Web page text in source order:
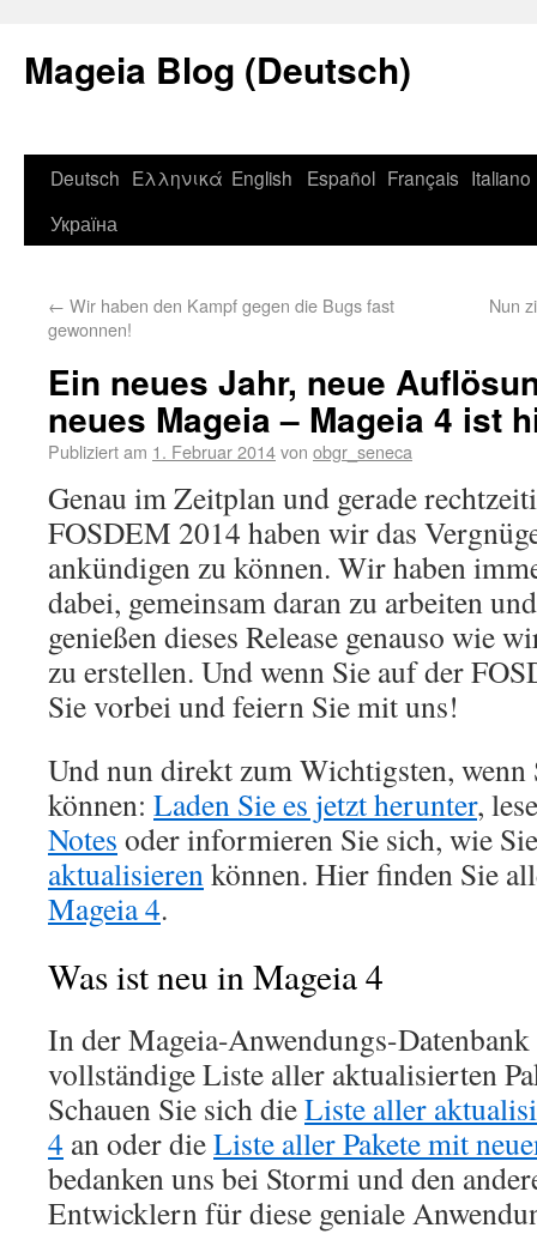
Mageia Blog (Deutsch)
Deutsch Ελληνικά English Español Français Italiano
Україна
← Wir haben den Kampf gegen die Bugs fast
gewonnen!
Nun
Ein neues Jahr, neue
neues Mageia – Mageia 4 ist
Publiziert am 1. Februar 2014von obgr_seneca
Genau im Zeitplan und gerade
FOSDEM 2014 haben wir das
ankündigen zu können. Wir haben
dabei, gemeinsam daran zu arbeiten
genießen dieses Release genauso wie
zu erstellen. Und wenn Sie auf der
Sie vorbei und feiern Sie mit uns!
Und nun direkt zum Wichtigsten, wenn
können: Laden Sie es jetzt herunter,
Notes oder informieren Sie sich, wie
aktualisierenkönnen. Hier finden Sie
Mageia 4.
Was ist neu in Mageia 4
In der Mageia-Anwendungs-
vollständige Liste aller aktualisierten
Schauen Sie sich dieListe aller
4 an oder dieListe aller Pakete mit
bedanken uns bei Stormi und den
Entwicklern für diese geniale